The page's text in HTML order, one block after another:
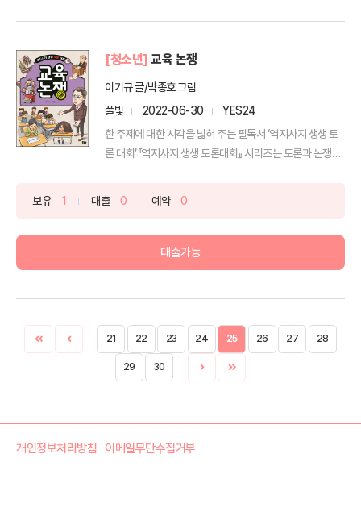
[청소년] 교육 논쟁
이기규 글/박종호 그림
풀빛
2022-06-30
YES24
한 주제에 대한 시각을 넓혀 주는 필독서 ‘역지사지 생생 토
론 대회’『역지사지 생생 토론대회』 시리즈는 토론과 논쟁
보유 1 대출 0 예약 0
대출가능
21 22 23 24 25 26 27 28
29 30
개인정보처리방침 이메일무단수집거부